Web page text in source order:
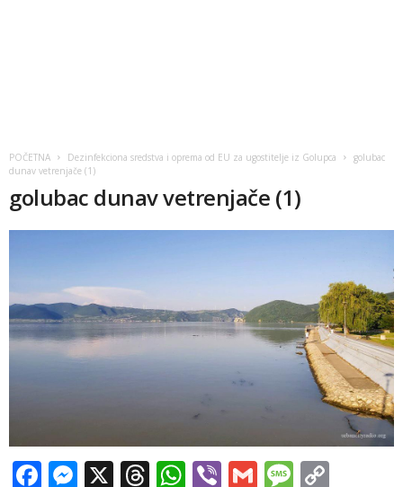
POČETNA Dezinfekciona sredstva i oprema od EU za ugostitelje iz Golupca
golubac
dunav vetrenjače (1)
golubac dunav vetrenjače (1)
Facebook
Messenger
X Threads
WhatsApp
ViberGmail